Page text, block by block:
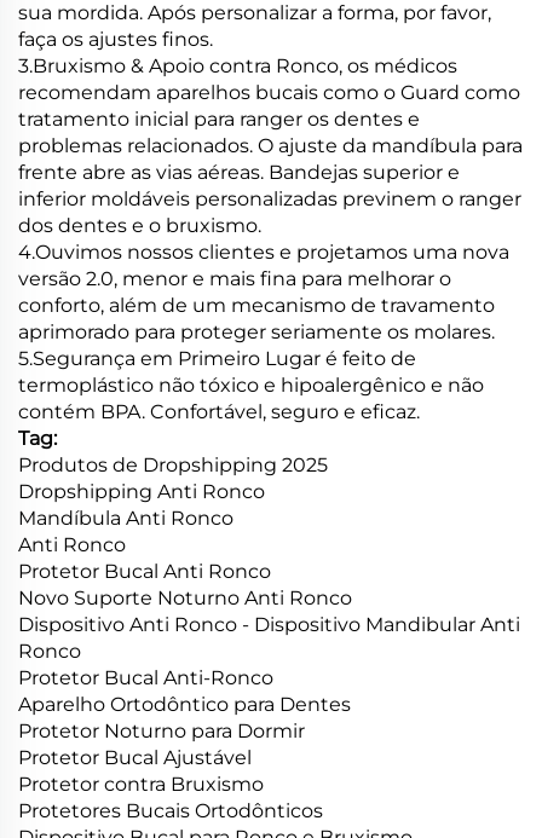
sua mordida. Após personalizar a forma, por favor,
faça os ajustes finos.
3.Bruxismo & Apoio contra Ronco, os médicos
recomendam aparelhos bucais como o Guard como
tratamento inicial para ranger os dentes e
problemas relacionados. O ajuste da mandíbula para
frente abre as vias aéreas. Bandejas superior e
inferior moldáveis personalizadas previnem o ranger
dos dentes e o bruxismo.
4.Ouvimos nossos clientes e projetamos uma nova
versão 2.0, menor e mais fina para melhorar o
conforto, além de um mecanismo de travamento
aprimorado para proteger seriamente os molares.
5.Segurança em Primeiro Lugar é feito de
termoplástico não tóxico e hipoalergênico e não
contém BPA. Confortável, seguro e eficaz.
Tag:
Produtos de Dropshipping 2025
Dropshipping Anti Ronco
Mandíbula Anti Ronco
Anti Ronco
Protetor Bucal Anti Ronco
Novo Suporte Noturno Anti Ronco
Dispositivo Anti Ronco - Dispositivo Mandibular Anti
Ronco
Protetor Bucal Anti-Ronco
Aparelho Ortodôntico para Dentes
Protetor Noturno para Dormir
Protetor Bucal Ajustável
Protetor contra Bruxismo
Protetores Bucais Ortodônticos